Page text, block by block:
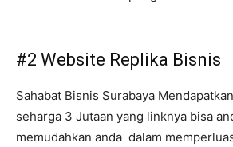
#2 Website Replika Bisnis
Sahabat Bisnis Surabaya
seharga 3 Jutaan yang linknya bisa
memudahkan anda dalam